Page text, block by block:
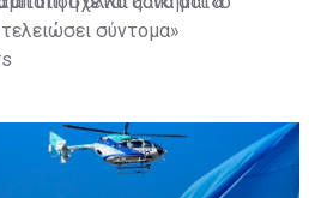
σύντομα»